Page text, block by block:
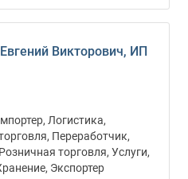
Викторович, ИП
Логистика,
Переработчик,
торговля, Услуги,
Экспортер